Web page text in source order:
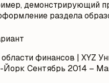
демонстрирующий
раздела
финансов | XYZ
Йорк Сентябрь 2014 –